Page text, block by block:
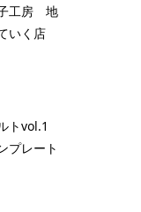
工房 地
いく店
トvol.1
プレート